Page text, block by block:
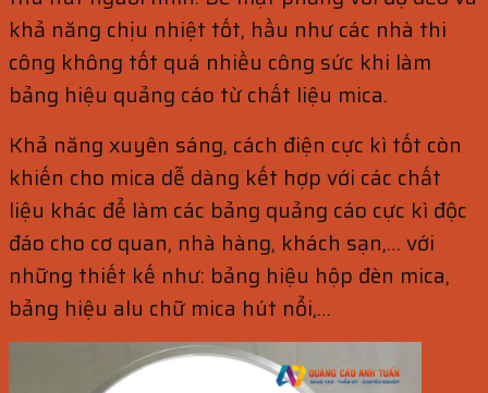
khả năng chịu nhiệt tốt, hầu như các nhà thi
công không tốt quá nhiều công sức khi làm
bảng hiệu quảng cáo từ chất liệu mica.
Khả năng xuyên sáng, cách điện cực kì tốt còn
khiến cho mica dễ dàng kết hợp với các chất
liệu khác để làm các bảng quảng cáo cực kì độc
đáo cho cơ quan, nhà hàng, khách sạn,… với
những thiết kế như: bảng hiệu hộp đèn mica,
bảng hiệu alu chữ mica hút nổi,…